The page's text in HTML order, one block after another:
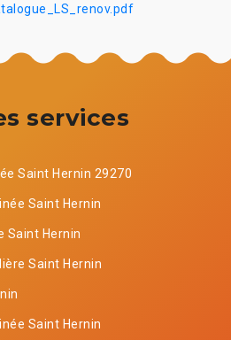
services
Saint Hernin 29270
Saint Hernin
Saint Hernin
Saint Hernin
Saint Hernin